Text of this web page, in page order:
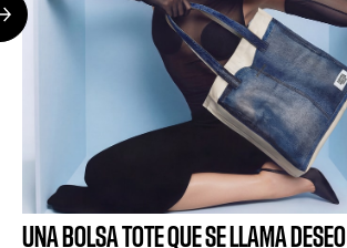
UNA BOLSA TOTE QUE SE LLAMA DESEO